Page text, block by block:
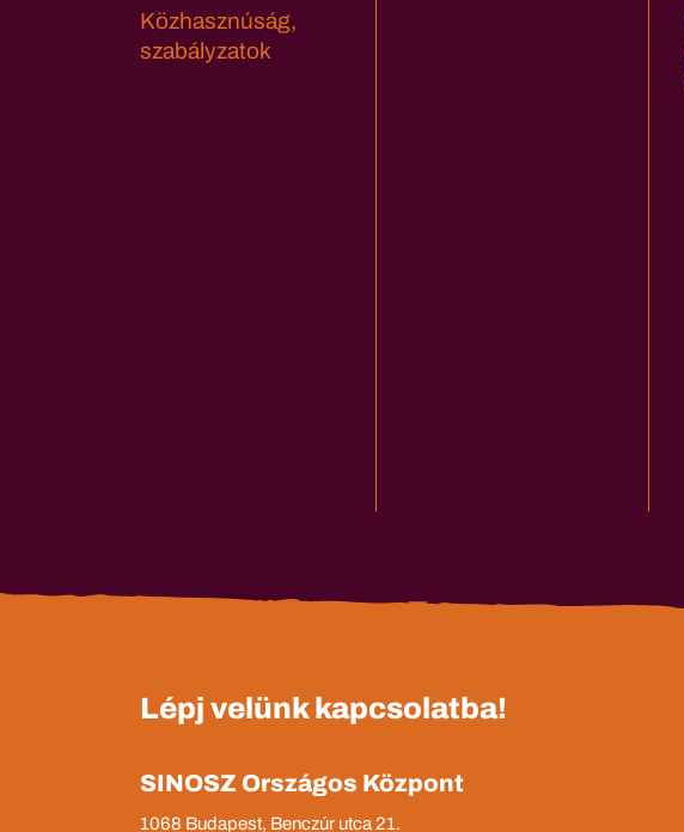
Közhasznúság,
szabályzatok
Lépj velünk kapcsolatba!
SINOSZ Országos Központ
1068 Budapest, Benczúr utca 21.